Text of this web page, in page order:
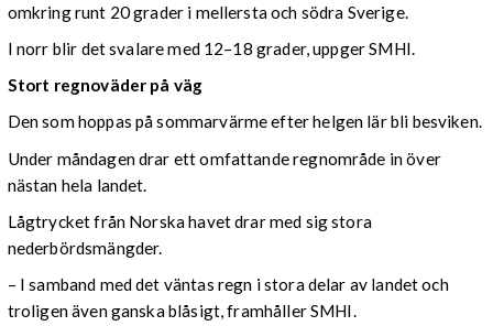
omkring runt 20 grader i mellersta och södra Sverige.
I norr blir det svalare med 12–18 grader, uppger SMHI.
Stort regnoväder på väg
Den som hoppas på sommarvärme efter helgen lär bli besviken.
Under måndagen drar ett omfattande regnområde in över
nästan hela landet.
Lågtrycket från Norska havet drar med sig stora
nederbördsmängder.
– I samband med det väntas regn i stora delar av landet och
troligen även ganska blåsigt, framhåller SMHI.